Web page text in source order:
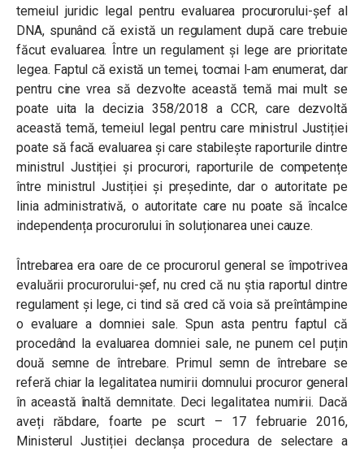
temeiul juridic legal pentru evaluarea procurorului-șef al
DNA, spunând că există un regulament după care trebuie
făcut evaluarea. Între un regulament și lege are prioritate
legea. Faptul că există un temei, tocmai l-am enumerat, dar
pentru cine vrea să dezvolte această temă mai mult se
poate uita la decizia 358/2018 a CCR, care dezvoltă
această temă, temeiul legal pentru care ministrul Justiției
poate să facă evaluarea și care stabilește raporturile dintre
ministrul Justiției și procurori, raporturile de competențe
între ministrul Justiției și președinte, dar o autoritate pe
linia administrativă, o autoritate care nu poate să încalce
independența procurorului în soluționarea unei cauze.
Întrebarea era oare de ce procurorul general se împotrivea
evaluării procurorului-șef, nu cred că nu știa raportul dintre
regulament și lege, ci tind să cred că voia să preîntâmpine
o evaluare a domniei sale. Spun asta pentru faptul că
procedând la evaluarea domniei sale, ne punem cel puțin
două semne de întrebare. Primul semn de întrebare se
referă chiar la legalitatea numirii domnului procuror general
în această înaltă demnitate. Deci legalitatea numirii. Dacă
aveți răbdare, foarte pe scurt – 17 februarie 2016,
Ministerul Justiției declanșa procedura de selectare a